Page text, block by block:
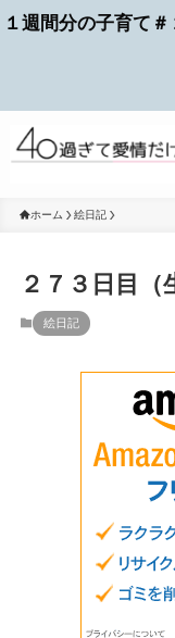
１週間分の子育て
ホーム 絵日記
２７３日目
絵日記